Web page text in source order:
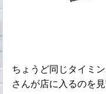
ちょうど同じタイミ
さんが店に入るのを